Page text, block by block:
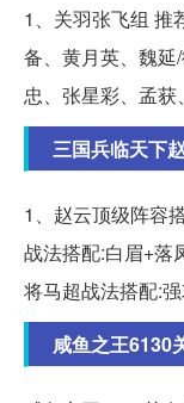
1、关羽张飞组 推
备、黄月英、魏
忠、张星彩、孟获
三国兵临天下
1、赵云顶级阵容
战法搭配:白眉+落
将马超战法搭配:强
咸鱼之王6130